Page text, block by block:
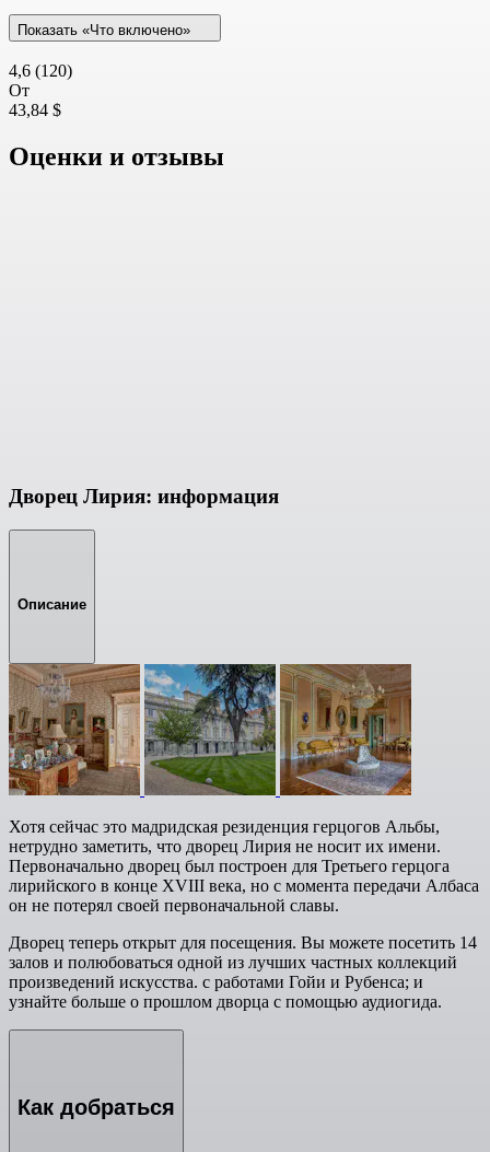
Показать «Что включено»
4,6 (120)
От
43,84 $
Оценки и отзывы
Дворец Лирия: информация
Описание
Хотя сейчас это мадридская резиденция герцогов Альбы,
нетрудно заметить, что дворец Лирия не носит их имени.
Первоначально дворец был построен для Третьего герцога
лирийского в конце XVIII века, но с момента передачи Албаса
он не потерял своей первоначальной славы.
Дворец теперь открыт для посещения. Вы можете посетить 14
залов и полюбоваться одной из лучших частных коллекций
произведений искусства. с работами Гойи и Рубенса; и
узнайте больше о прошлом дворца с помощью аудиогида.
Как добраться